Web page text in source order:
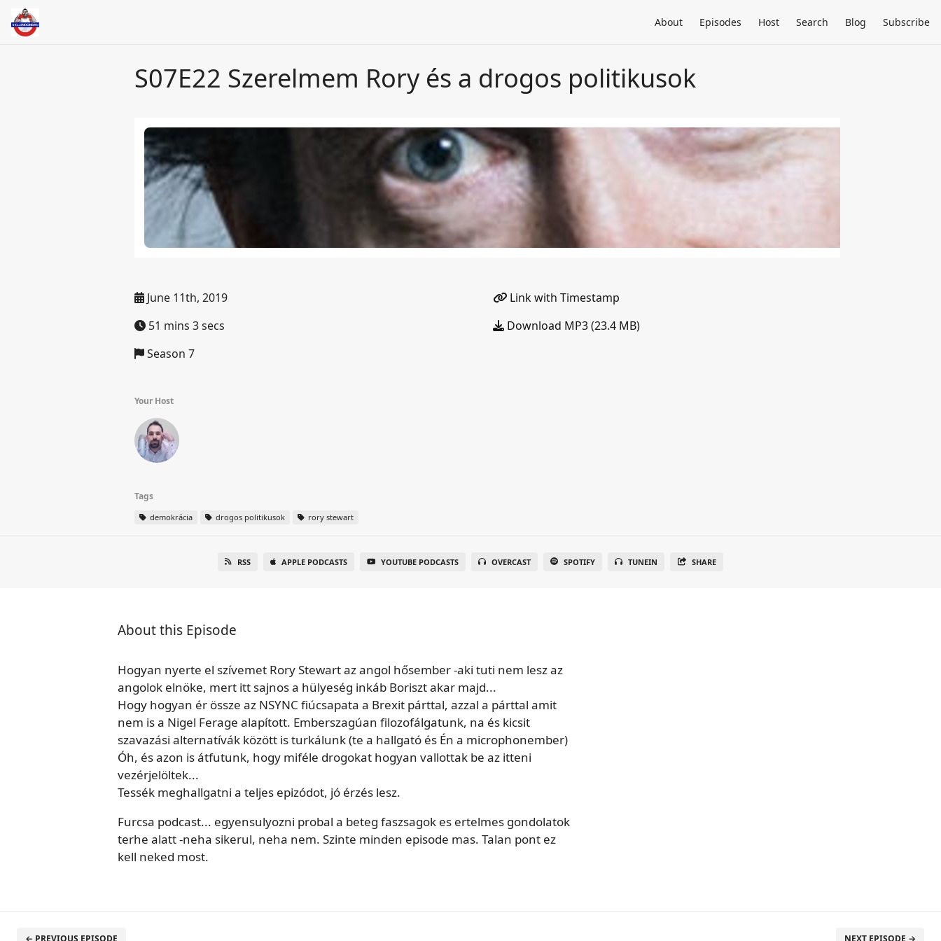
About Episodes Host Search Blog Subscribe
S07E22 Szerelmem Rory és a drogos politikusok
June 11th, 2019
51 mins 3 secs
Season 7
Link with Timestamp
Download MP3 (23.4 MB)
Your Host
Tags
demokrácia drogos politikusok rory stewart
RSS APPLE PODCASTS YOUTUBE PODCASTS OVERCAST SPOTIFY TUNEIN SHARE
About this Episode
Hogyan nyerte el szívemet Rory Stewart az angol hősember -aki tuti nem lesz az
angolok elnöke, mert itt sajnos a hülyeség inkáb Boriszt akar majd...
Hogy hogyan ér össze az NSYNC fiúcsapata a Brexit párttal, azzal a párttal amit
nem is a Nigel Ferage alapított. Emberszagúan filozofálgatunk, na és kicsit
szavazási alternatívák között is turkálunk (te a hallgató és Én a microphonember)
Óh, és azon is átfutunk, hogy miféle drogokat hogyan vallottak be az itteni
vezérjelöltek...
Tessék meghallgatni a teljes epizódot, jó érzés lesz.
Furcsa podcast... egyensulyozni probal a beteg faszsagok es ertelmes gondolatok
terhe alatt -neha sikerul, neha nem. Szinte minden episode mas. Talan pont ez
kell neked most.
← PREVIOUS EPISODE NEXT EPISODE →